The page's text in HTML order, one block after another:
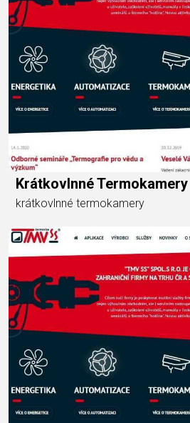
Krátkovlnné Termokamery
krátkovlnné termokamery